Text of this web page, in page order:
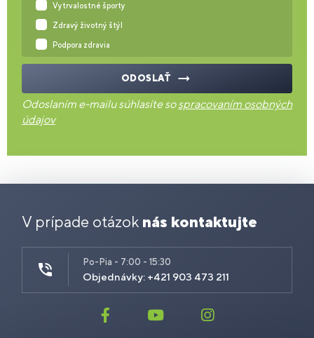
Vytrvalostné športy
Zdravý životný štýl
Podpora zdravia
ODOSLAŤ
Odoslaním e-mailu súhlasíte sospracovaním osobných
údajov
V prípade otázok nás kontaktujte
Po-Pia - 7:00 - 15:30
Objednávky: +421 903 473 211